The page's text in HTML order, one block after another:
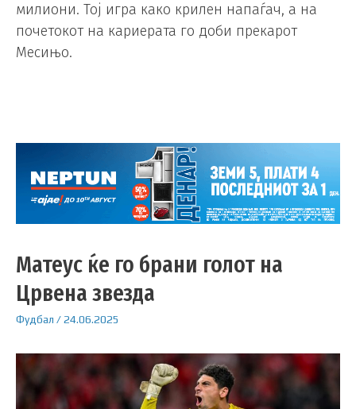
милиони. Тој игра како крилен напаѓач, а на
почетокот на кариерата го доби прекарот
Месињо.
Матеус ќе го брани голот на
Црвена звезда
Фудбал /24.06.2025